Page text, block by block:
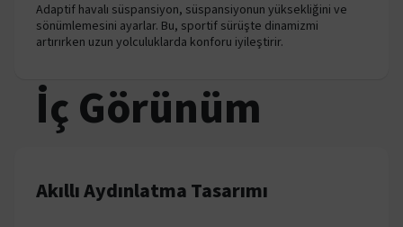
Adaptif havalı süspansiyon, süspansiyonun yüksekliğini ve
sönümlemesini ayarlar. Bu, sportif sürüşte dinamizmi
artırırken uzun yolculuklarda konforu iyileştirir.
İç Görünüm
Akıllı Aydınlatma Tasarımı